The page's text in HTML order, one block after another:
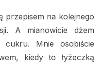
przepisem na kolejnego
A mianowicie dżem
cukru. Mnie osobiście
kiedy to łyżeczką